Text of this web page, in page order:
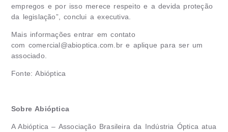
empregos e por isso merece respeito e a devida proteção
da legislação”, conclui a executiva.
Mais informações entrar em contato
com comercial@abioptica.com.br e aplique para ser um
associado.
Fonte: Abióptica
Sobre Abióptica
A Abióptica – Associação Brasileira da Indústria Óptica atua